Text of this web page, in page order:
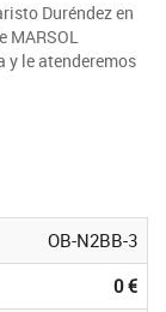
Duréndez en
MARSOL
y le atenderemos
OB-N2BB-3
0 €